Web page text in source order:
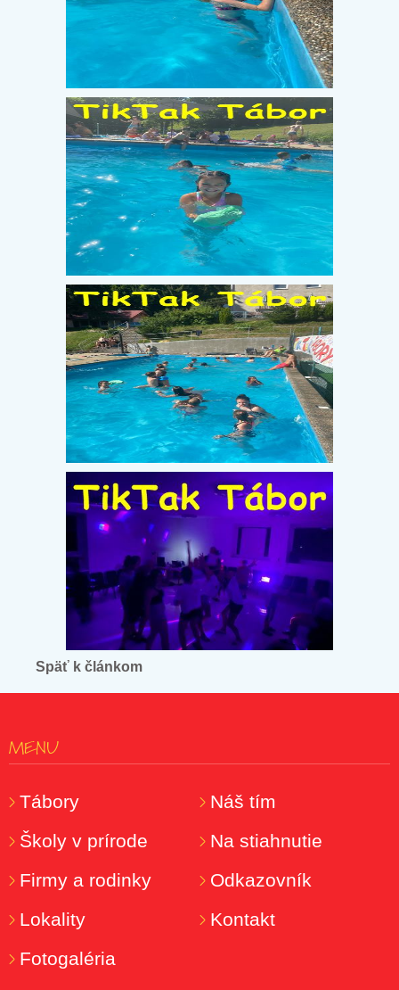
Späť k článkom
MENU
Tábory
Školy v prírode
Firmy a rodinky
Lokality
Fotogaléria
Náš tím
Na stiahnutie
Odkazovník
Kontakt